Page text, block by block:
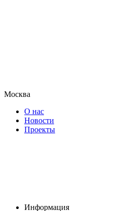
Москва
О нас
Новости
Проекты
Информация